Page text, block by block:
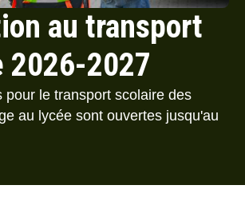
au transport
2026-2027
pour le transport scolaire des
au lycée sont ouvertes jusqu'au